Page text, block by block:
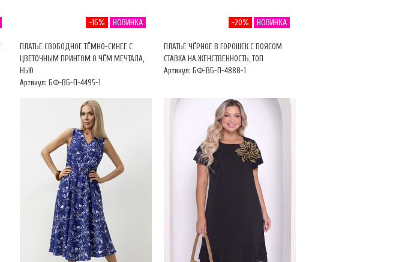
-16% НОВИНКА
ПЛАТЬЕ СВОБОДНОЕ ТЁМНО-СИНЕЕ С
ЦВЕТОЧНЫМ ПРИНТОМ О ЧЁМ МЕЧТАЛА,
НЬЮ
Артикул: БФ-ВБ-П-4495-1
-20% НОВИНКА
ПЛАТЬЕ ЧЁРНОЕ В ГОРОШЕК С ПОЯСОМ
СТАВКА НА ЖЕНСТВЕННОСТЬ, ТОП
Артикул: БФ-ВБ-П-4888-1